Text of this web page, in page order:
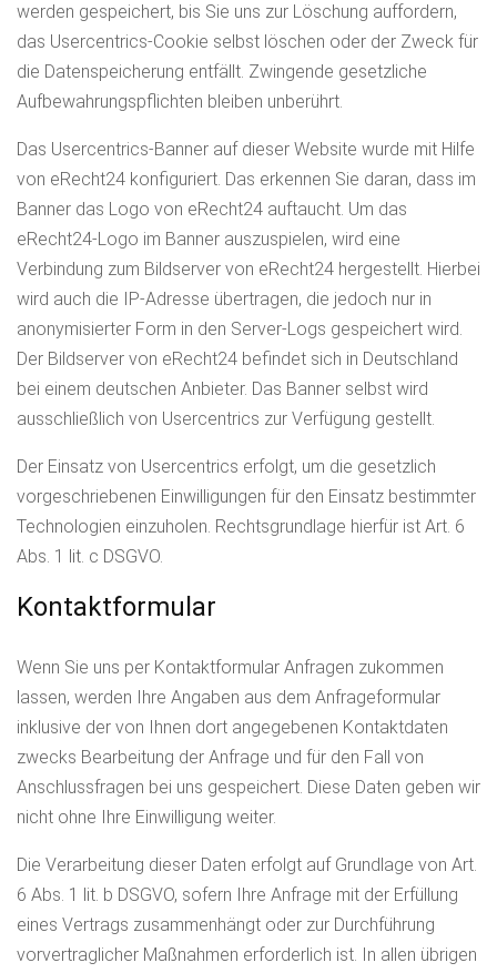
werden gespeichert, bis Sie uns zur Löschung auffordern,
das Usercentrics-Cookie selbst löschen oder der Zweck für
die Datenspeicherung entfällt. Zwingende gesetzliche
Aufbewahrungspflichten bleiben unberührt.
Das Usercentrics-Banner auf dieser Website wurde mit Hilfe
von eRecht24 konfiguriert. Das erkennen Sie daran, dass im
Banner das Logo von eRecht24 auftaucht. Um das
eRecht24-Logo im Banner auszuspielen, wird eine
Verbindung zum Bildserver von eRecht24 hergestellt. Hierbei
wird auch die IP-Adresse übertragen, die jedoch nur in
anonymisierter Form in den Server-Logs gespeichert wird.
Der Bildserver von eRecht24 befindet sich in Deutschland
bei einem deutschen Anbieter. Das Banner selbst wird
ausschließlich von Usercentrics zur Verfügung gestellt.
Der Einsatz von Usercentrics erfolgt, um die gesetzlich
vorgeschriebenen Einwilligungen für den Einsatz bestimmter
Technologien einzuholen. Rechtsgrundlage hierfür ist Art. 6
Abs. 1 lit. c DSGVO.
Kontaktformular
Wenn Sie uns per Kontaktformular Anfragen zukommen
lassen, werden Ihre Angaben aus dem Anfrageformular
inklusive der von Ihnen dort angegebenen Kontaktdaten
zwecks Bearbeitung der Anfrage und für den Fall von
Anschlussfragen bei uns gespeichert. Diese Daten geben wir
nicht ohne Ihre Einwilligung weiter.
Die Verarbeitung dieser Daten erfolgt auf Grundlage von Art.
6 Abs. 1 lit. b DSGVO, sofern Ihre Anfrage mit der Erfüllung
eines Vertrags zusammenhängt oder zur Durchführung
vorvertraglicher Maßnahmen erforderlich ist. In allen übrigen